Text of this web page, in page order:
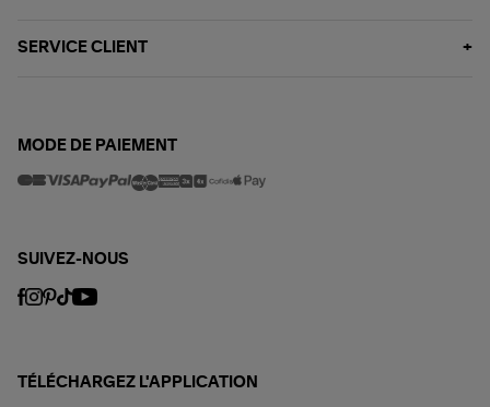
SERVICE CLIENT
MODE DE PAIEMENT
SUIVEZ-NOUS
TÉLÉCHARGEZ L'APPLICATION